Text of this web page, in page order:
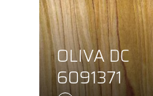
OLIVA DC
6091371